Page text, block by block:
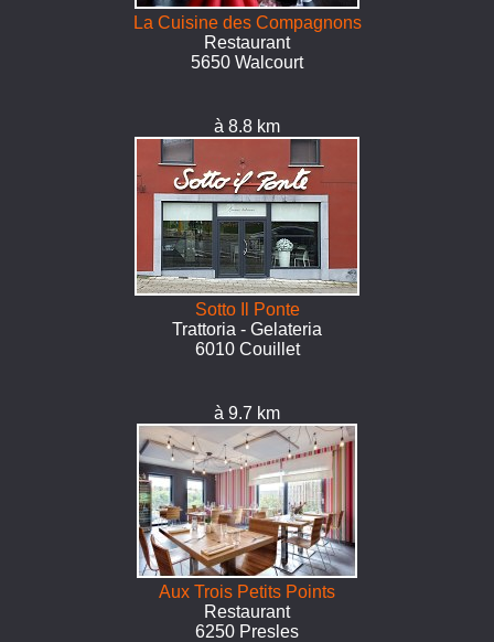
La Cuisine des Compagnons
Restaurant
5650 Walcourt
à 8.8 km
Sotto Il Ponte
Trattoria - Gelateria
6010 Couillet
à 9.7 km
Aux Trois Petits Points
Restaurant
6250 Presles